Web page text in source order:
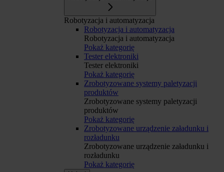
Robotyzacja i automatyzacja
Robotyzacja i automatyzacja
Robotyzacja i automatyzacja
Pokaż kategorię
Tester elektroniki
Tester elektroniki
Pokaż kategorię
Zrobotyzowane systemy paletyzacji
produktów
Zrobotyzowane systemy paletyzacji
produktów
Pokaż kategorię
Zrobotyzowane urządzenie załadunku i
rozładunku
Zrobotyzowane urządzenie załadunku i
rozładunku
Pokaż kategorię